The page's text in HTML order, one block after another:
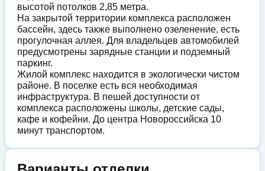
высотой потолков 2,85 метра.
На закрытой территории комплекса расположен
бассейн, здесь также выполнено озеленение, есть
прогулочная аллея. Для владельцев автомобилей
предусмотрены зарядные станции и подземный
паркинг.
Жилой комплекс находится в экологически чистом
районе. В поселке есть вся необходимая
инфраструктура. В пешей доступности от
комплекса расположены школы, детские сады,
кафе и кофейни. До центра Новороссийска 10
минут транспортом.